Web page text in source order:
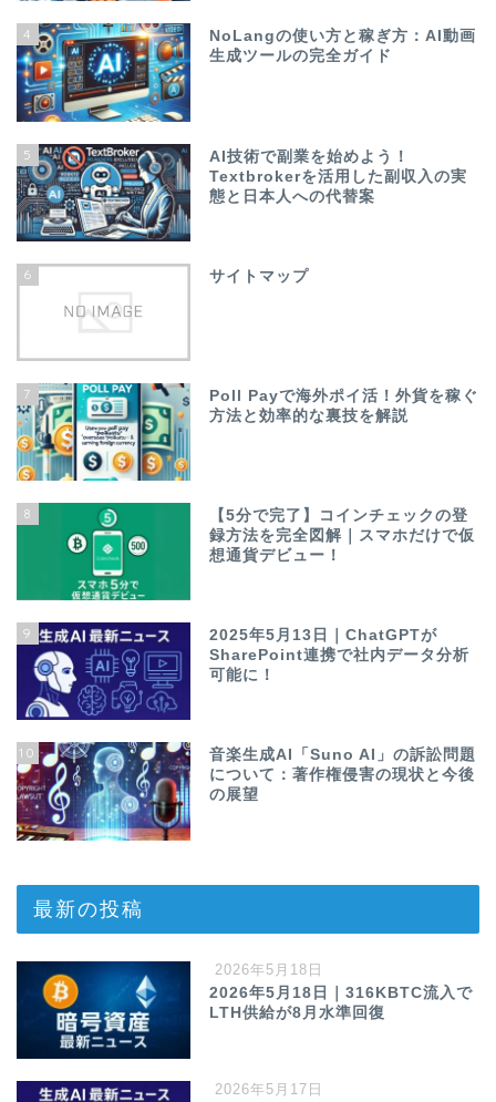
4
NoLangの使い方と稼ぎ方：AI動画
生成ツールの完全ガイド
5
AI技術で副業を始めよう！
Textbrokerを活用した副収入の実
態と日本人への代替案
6 サイトマップ
7
Poll Payで海外ポイ活！外貨を稼ぐ
方法と効率的な裏技を解説
8
【5分で完了】コインチェックの登
録方法を完全図解｜スマホだけで仮
想通貨デビュー！
9
2025年5月13日｜ChatGPTが
SharePoint連携で社内データ分析
可能に！
10
音楽生成AI「Suno AI」の訴訟問題
について：著作権侵害の現状と今後
の展望
最新の投稿
2026年5月18日
2026年5月18日｜316KBTC流入で
LTH供給が8月水準回復
2026年5月17日